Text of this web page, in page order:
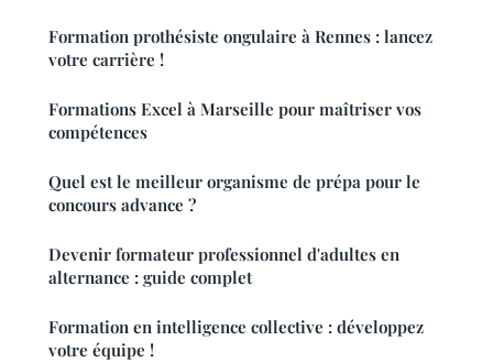
Formation prothésiste ongulaire à Rennes : lancez
votre carrière !
Formations Excel à Marseille pour maîtriser vos
compétences
Quel est le meilleur organisme de prépa pour le
concours advance ?
Devenir formateur professionnel d'adultes en
alternance : guide complet
Formation en intelligence collective : développez
votre équipe !